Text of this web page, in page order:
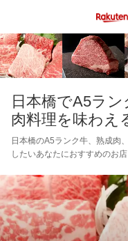
日本橋でA5ラ
肉料理を味わえ
日本橋のA5ランク牛、熟成肉
したいあなたにおすすめのお